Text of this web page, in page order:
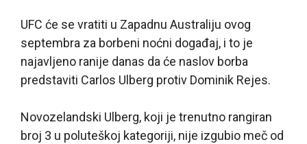
UFC će se vratiti u Zapadnu Australiju ovog
septembra za borbeni noćni događaj, i to je
najavljeno ranije danas da će naslov borba
predstaviti Carlos Ulberg protiv Dominik Rejes.
Novozelandski Ulberg, koji je trenutno rangiran
broj 3 u poluteškoj kategoriji, nije izgubio meč od